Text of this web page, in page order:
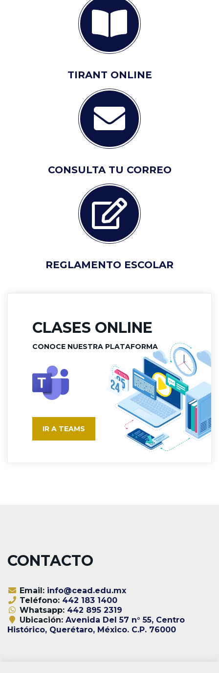
TIRANT ONLINE
CONSULTA TU CORREO
REGLAMENTO ESCOLAR
CLASES ONLINE
CONOCE NUESTRA PLATAFORMA
IR A TEAMS
CONTACTO
Email: info@cead.edu.mx
Teléfono: 442 183 1400
Whatsapp: 442 895 2319
Ubicación: Avenida Del 57 n° 55, Centro
Histórico, Querétaro, México. C.P. 76000